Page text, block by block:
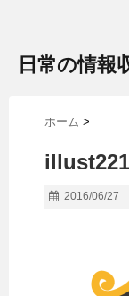
日常の情報
ホーム >
2016/06/27